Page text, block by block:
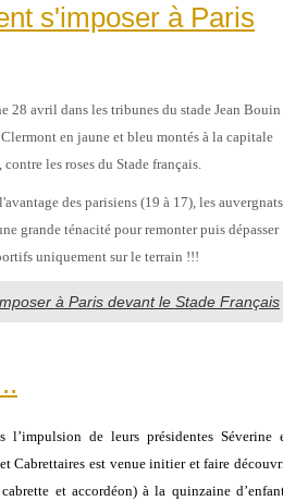
s'imposer à Paris
28 avril dans les tribunes du stade Jean Bouin
en jaune et bleu montés à la capitale
les roses du Stade français.
des parisiens (19 à 17), les auvergnats
grande ténacité pour remonter puis dépasser
uniquement sur le terrain !!!
à Paris devant le Stade Français
de leurs présidentes Séverine
Cabrettaires est venue initier et faire
et accordéon) à la quinzaine